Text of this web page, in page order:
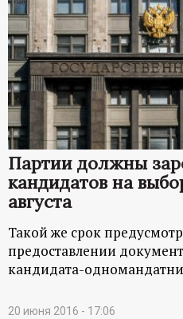
Партии должны
кандидатов на
августа
Такой же срок
предоставлении
кандидата-
20 июня 2016 - 17:06